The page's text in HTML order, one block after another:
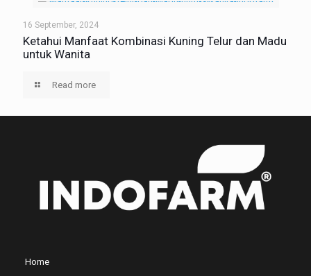
16 September, 2024
Ketahui Manfaat Kombinasi Kuning Telur dan Madu
untuk Wanita
Read more
Home